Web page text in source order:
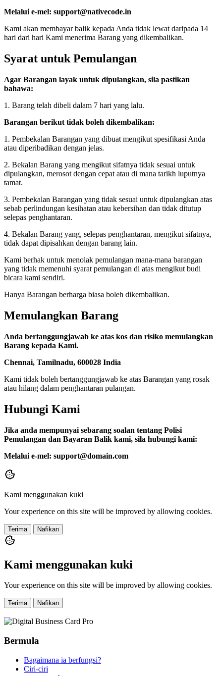
Melalui e-mel: support@nativecode.in
Kami akan membayar balik kepada Anda tidak lewat daripada 14
hari dari hari Kami menerima Barang yang dikembalikan.
Syarat untuk Pemulangan
Agar Barangan layak untuk dipulangkan, sila pastikan
bahawa:
1. Barang telah dibeli dalam 7 hari yang lalu.
Barangan berikut tidak boleh dikembalikan:
1. Pembekalan Barangan yang dibuat mengikut spesifikasi Anda
atau diperibadikan dengan jelas.
2. Bekalan Barang yang mengikut sifatnya tidak sesuai untuk
dipulangkan, merosot dengan cepat atau di mana tarikh luputnya
tamat.
3. Pembekalan Barangan yang tidak sesuai untuk dipulangkan atas
sebab perlindungan kesihatan atau kebersihan dan tidak ditutup
selepas penghantaran.
4. Bekalan Barang yang, selepas penghantaran, mengikut sifatnya,
tidak dapat dipisahkan dengan barang lain.
Kami berhak untuk menolak pemulangan mana-mana barangan
yang tidak memenuhi syarat pemulangan di atas mengikut budi
bicara kami sendiri.
Hanya Barangan berharga biasa boleh dikembalikan.
Memulangkan Barang
Anda bertanggungjawab ke atas kos dan risiko memulangkan
Barang kepada Kami.
Chennai, Tamilnadu, 600028 India
Kami tidak boleh bertanggungjawab ke atas Barangan yang rosak
atau hilang dalam penghantaran pulangan.
Hubungi Kami
Jika anda mempunyai sebarang soalan tentang Polisi
Pemulangan dan Bayaran Balik kami, sila hubungi kami:
Melalui e-mel: support@domain.com
Kami menggunakan kuki
Your experience on this site will be improved by allowing cookies.
Terima Nafikan
Kami menggunakan kuki
Your experience on this site will be improved by allowing cookies.
Terima Nafikan
Bermula
Bagaimana ia berfungsi?
Ciri-ciri